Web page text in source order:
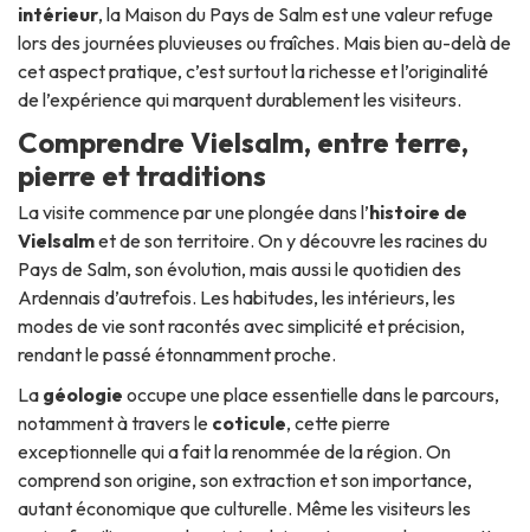
intérieur, la Maison du Pays de Salm est une valeur refuge
lors des journées pluvieuses ou fraîches. Mais bien au-delà de
cet aspect pratique, c’est surtout la richesse et l’originalité
de l’expérience qui marquent durablement les visiteurs.
Comprendre Vielsalm, entre terre,
pierre et traditions
La visite commence par une plongée dans l’histoire de
Vielsalmet de son territoire. On y découvre les racines du
Pays de Salm, son évolution, mais aussi le quotidien des
Ardennais d’autrefois. Les habitudes, les intérieurs, les
modes de vie sont racontés avec simplicité et précision,
rendant le passé étonnamment proche.
La géologie occupe une place essentielle dans le parcours,
notamment à travers le coticule, cette pierre
exceptionnelle qui a fait la renommée de la région. On
comprend son origine, son extraction et son importance,
autant économique que culturelle. Même les visiteurs les